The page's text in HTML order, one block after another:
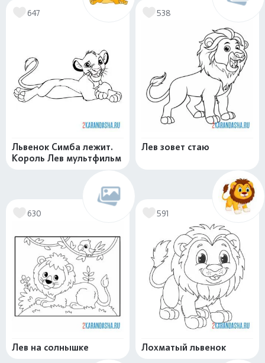
647
Львенок Симба лежит.
Король Лев мультфильм
538
Лев зовет стаю
630
Лев на солнышке
591
Лохматый львенок